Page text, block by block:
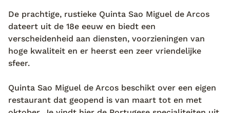
staat hier al sinds de 18e eeuw en is al jarenlang in
het bezit van zijn familie. We nemen plaats bij het
zwembad en het landschap trekt mijn aandacht.
Noord-Portugal doet zijn naam echt eer aan, want
het is hier zo mooi groen. Dan staat Antonio op en
glaasjes portwijn en hij reikt mij een glas aan. “ Op
het goede leven Eliza!” zegt hij terwijl we proosten.
De prachtige, rustieke Quinta Sao Miguel de Arcos
dateert uit de 18e eeuw en biedt een
verscheidenheid aan diensten, voorzieningen van
hoge kwaliteit en er heerst een zeer vriendelijke
sfeer.
Quinta Sao Miguel de Arcos beschikt over een eigen
restaurant dat geopend is van maart tot en met